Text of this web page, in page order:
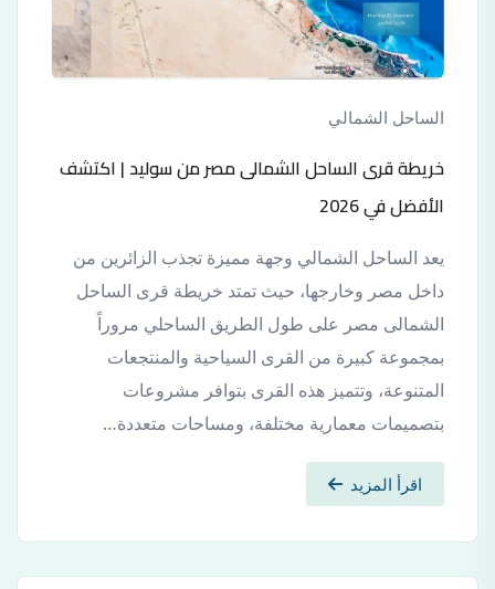
الساحل الشمالي
خريطة قرى الساحل الشمالى مصر من سوليد | اكتشف
الأفضل في 2026
يعد الساحل الشمالي وجهة مميزة تجذب الزائرين من
داخل مصر وخارجها، حيث تمتد خريطة قرى الساحل
الشمالى مصر على طول الطريق الساحلي مروراً
بمجموعة كبيرة من القرى السياحية والمنتجعات
المتنوعة، وتتميز هذه القرى بتوافر مشروعات
بتصميمات معمارية مختلفة، ومساحات متعددة…
اقرأ المزيد